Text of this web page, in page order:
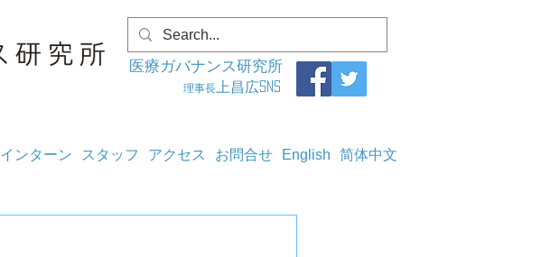
医療ガバナンス研究所
理事長 上昌広SNS
インターン スタッフ アクセス お問合せ English 简体中文